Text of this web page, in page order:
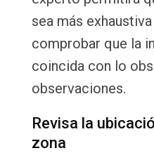
sea más
comprobar que la
coincida con lo
observaciones.
Revisa la
zona